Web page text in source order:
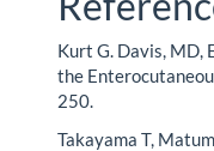
Kurt G. Davis, MD,
the
250.
Takayama T,